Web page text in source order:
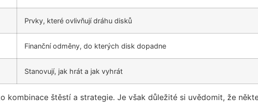
Prvky, které ovlivňují dráhu disků
Finanční odměny, do kterých disk dopadne
Stanovují, jak hrát a jak vyhrát
kombinace štěstí a strategie. Je však důležité si uvědomit, že